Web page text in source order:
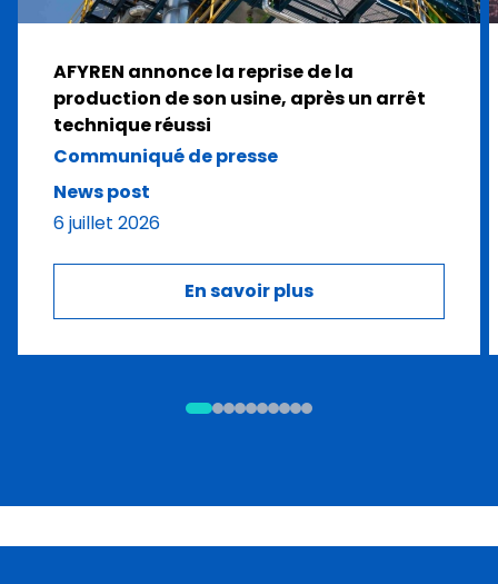
AFYREN annonce la reprise de la
production de son usine, après un arrêt
technique réussi
Communiqué de presse
News post
6 juillet 2026
En savoir plus